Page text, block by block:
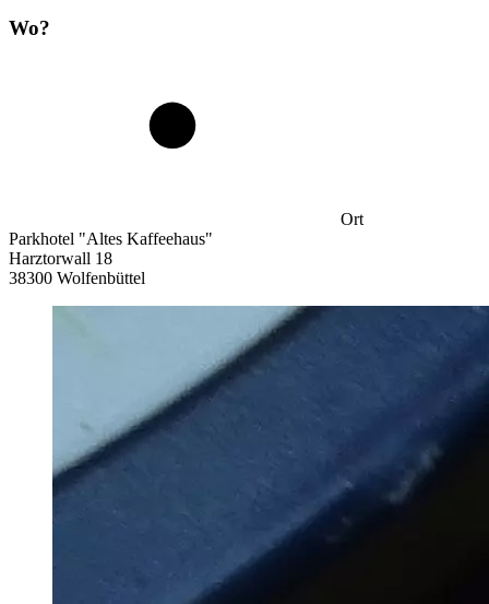
Wo?
Ort
Parkhotel "Altes Kaffeehaus"
Harztorwall 18
38300 Wolfenbüttel